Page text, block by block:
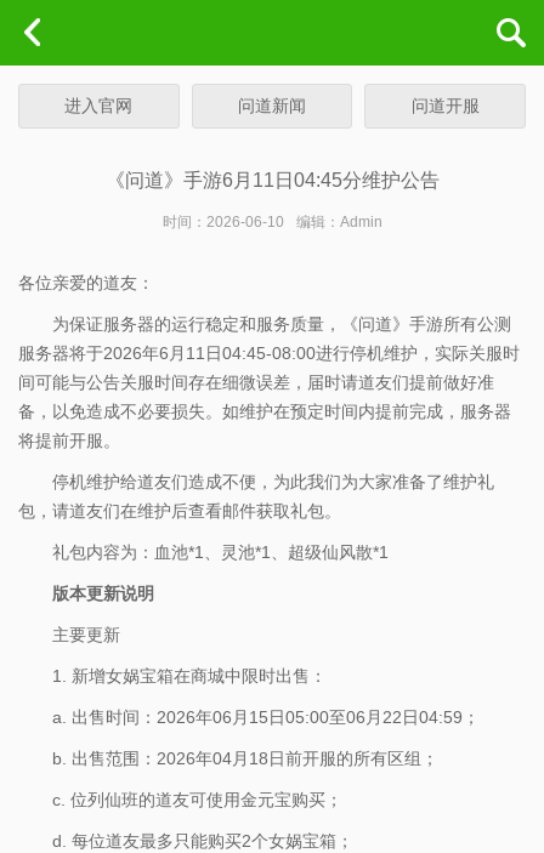
进入官网 问道新闻 问道开服
《问道》手游6月11日04:45分维护公告
时间：2026-06-10 编辑：Admin
各位亲爱的道友：
为保证服务器的运行稳定和服务质量，《问道》手游所有公测
服务器将于2026年6月11日04:45-08:00进行停机维护，实际关服时
间可能与公告关服时间存在细微误差，届时请道友们提前做好准
备，以免造成不必要损失。如维护在预定时间内提前完成，服务器
将提前开服。
停机维护给道友们造成不便，为此我们为大家准备了维护礼
包，请道友们在维护后查看邮件获取礼包。
礼包内容为：血池*1、灵池*1、超级仙风散*1
版本更新说明
主要更新
1. 新增女娲宝箱在商城中限时出售：
a. 出售时间：2026年06月15日05:00至06月22日04:59；
b. 出售范围：2026年04月18日前开服的所有区组；
c. 位列仙班的道友可使用金元宝购买；
d. 每位道友最多只能购买2个女娲宝箱；